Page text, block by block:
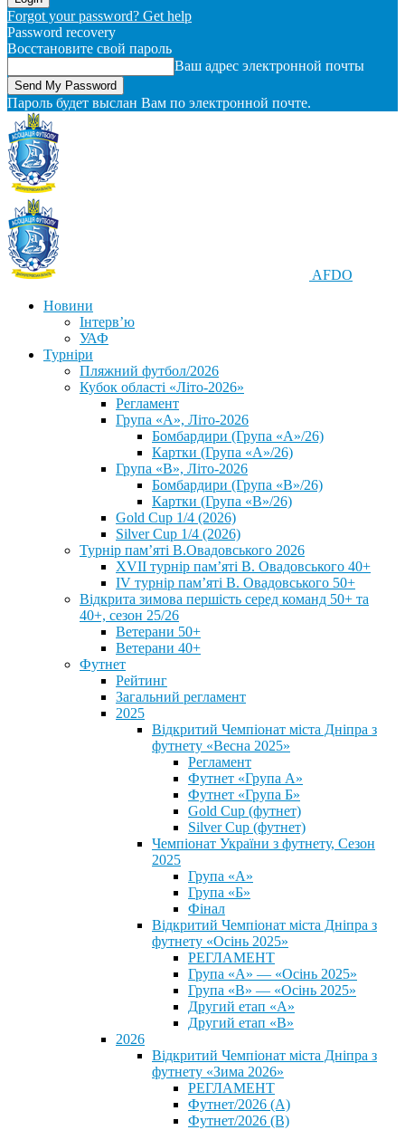
Forgot your password? Get help
Password recovery
Восстановите свой пароль
Ваш адрес электронной почты
Пароль будет выслан Вам по электронной почте.
AFDO
Новини
Інтерв’ю
УАФ
Турніри
Пляжний футбол/2026
Кубок області «Літо-2026»
Регламент
Група «А», Літо-2026
Бомбардири (Група «А»/26)
Картки (Група «А»/26)
Група «В», Літо-2026
Бомбардири (Група «В»/26)
Картки (Група «В»/26)
Gold Cup 1/4 (2026)
Silver Cup 1/4 (2026)
Турнір пам’яті В.Овадовського 2026
XVII турнір пам’яті В. Овадовського 40+
IV турнір пам’яті В. Овадовського 50+
Відкрита зимова першість серед команд 50+ та
40+, сезон 25/26
Ветерани 50+
Ветерани 40+
Футнет
Рейтинг
Загальний регламент
2025
Відкритий Чемпіонат міста Дніпра з
футнету «Весна 2025»
Регламент
Футнет «Група А»
Футнет «Група Б»
Gold Cup (футнет)
Silver Cup (футнет)
Чемпіонат України з футнету, Сезон
2025
Група «А»
Група «Б»
Фінал
Відкритий Чемпіонат міста Дніпра з
футнету «Осінь 2025»
РЕГЛАМЕНТ
Група «А» — «Осінь 2025»
Група «В» — «Осінь 2025»
Другий етап «А»
Другий етап «В»
2026
Відкритий Чемпіонат міста Дніпра з
футнету «Зима 2026»
РЕГЛАМЕНТ
Футнет/2026 (А)
Футнет/2026 (В)